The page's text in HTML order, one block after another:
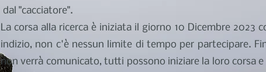
dal "cacciatore".
La corsa alla ricerca è iniziata il giorno 10 Dicembre 2023
indizio, non c'è nessun limite di tempo per partecipare.
non verrà comunicato, tutti possono iniziare la loro corsa